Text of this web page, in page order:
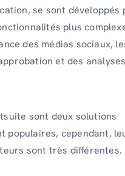
se sont développés
plus
des médias sociaux,
et des analyses
sont deux solutions
populaires, cependant,
sont très différentes.